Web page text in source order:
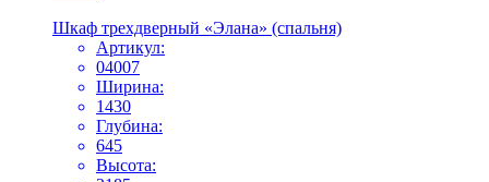
Шкаф трехдверный «Элана» (спальня)
Артикул:
04007
Ширина:
1430
Глубина:
645
Высота: